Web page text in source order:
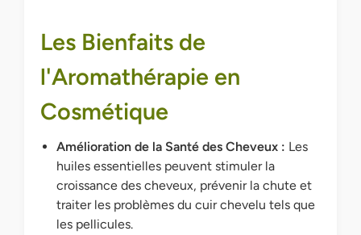
Les Bienfaits de
l'Aromathérapie en
Cosmétique
Amélioration de la Santé des Cheveux : Les
huiles essentielles peuvent stimuler la
croissance des cheveux, prévenir la chute et
traiter les problèmes du cuir chevelu tels que
les pellicules.